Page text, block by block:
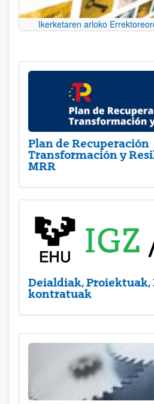
Ikerketaren arloko
Plan de Recuperación
Transformación y
MRR
Deialdiak, Proiektuak,
kontratuak